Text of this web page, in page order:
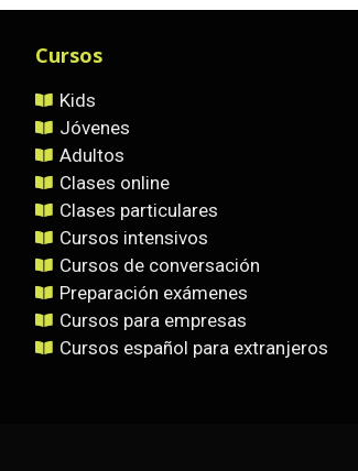
Cursos
Kids
Jóvenes
Adultos
Clases online
Clases particulares
Cursos intensivos
Cursos de conversación
Preparación exámenes
Cursos para empresas
Cursos español para extranjeros